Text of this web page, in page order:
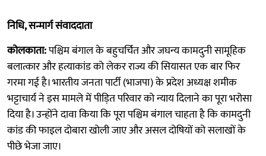
निधि, सन्मार्ग संवाददाता
कोलकाता:पश्चिम बंगाल के बहुचर्चित और जघन्य कामदुनी सामूहिक
बलात्कार और हत्याकांड को लेकर राज्य की सियासत एक बार फिर
गरमा गई है। भारतीय जनता पार्टी (भाजपा) के प्रदेश अध्यक्ष शमीक
भट्टाचार्य ने इस मामले में पीड़ित परिवार को न्याय दिलाने का पूरा भरोसा
दिया है। उन्होंने दावा किया कि पूरा पश्चिम बंगाल चाहता है कि कामदुनी
कांड की फाइल दोबारा खोली जाए और असल दोषियों को सलाखों के
पीछे भेजा जाए।